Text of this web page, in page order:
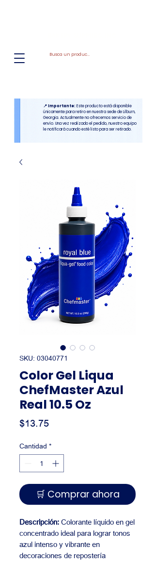
📍 Importante: Este producto está disponible
únicamente para retiro en nuestra sede de Lilburn,
Georgia. Actualmente no ofrecemos servicio de
envío. Una vez realizado el pedido, nuestro equipo
le notificará cuando esté listo para ser retirado.
SKU: 03040771
Color Gel Liqua
ChefMaster Azul
Real 10.5 Oz
$13.75Precio
Cantidad *
🛒 Comprar ahora
Descripción: Colorante líquido en gel
concentrado ideal para lograr tonos
azul intenso y vibrante en
decoraciones de repostería